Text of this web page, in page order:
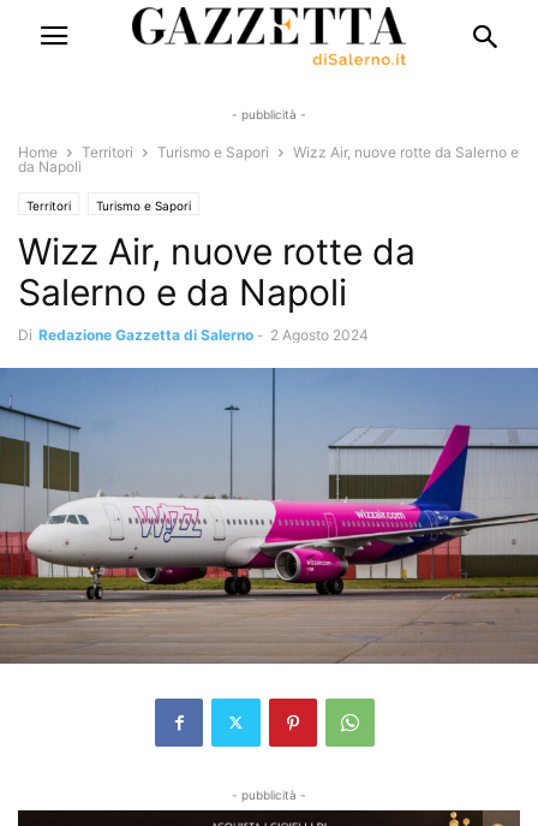
- pubblicità -
Home Territori Turismo e Sapori
Wizz Air, nuove rotte da Salerno e
da Napoli
Territori Turismo e Sapori
Wizz Air, nuove rotte da
Salerno e da Napoli
Di Redazione Gazzetta di Salerno - 2 Agosto 2024
- pubblicità -